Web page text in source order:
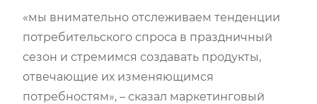
«мы внимательно отслеживаем тенденции
потребительского спроса в праздничный
сезон и стремимся создавать продукты,
отвечающие их изменяющимся
потребностям», – сказал маркетинговый